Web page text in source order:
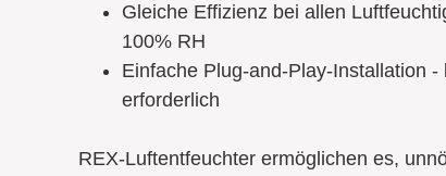
Gleiche Effizienz bei allen
100% RH
Einfache Plug-and-Play-Installation
erforderlich
REX-Luftentfeuchter ermöglichen es,